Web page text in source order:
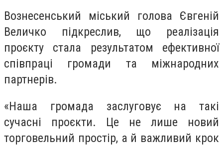
Вознесенський міський голова Євгеній
Величко підкреслив, що реалізація
проєкту стала результатом ефективної
співпраці громади та міжнародних
партнерів.
«Наша громада заслуговує на такі
сучасні проєкти. Це не лише новий
торговельний простір, а й важливий крок